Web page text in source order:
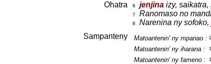
Ohatra 6 jenjinaizy, saikatra,
7 Ranomaso no
8 Narenina ny sofoko,
Sampanteny Matoantenin' ny mpanao : 9
Matoantenin' ny iharana :
Matoantenin' ny fameno :